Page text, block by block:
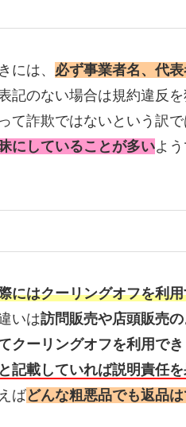
には、 必ず事業者名、代
記のない場合は規約違反
て詐欺ではないという訳で
にしていることが多いよ
にはクーリングオフを利
いは訪問販売や店頭販売
クーリングオフを利用で
記載していれば説明責任
ばどんな粗悪品でも返品